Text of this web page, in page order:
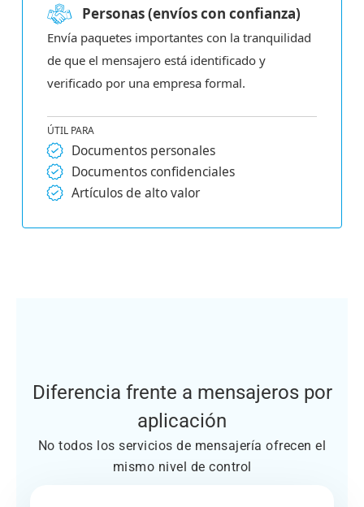
Personas (envíos con confianza)
Envía paquetes importantes con la tranquilidad
de que el mensajero está identificado y
verificado por una empresa formal.
ÚTIL PARA
Documentos personales
Documentos confidenciales
Artículos de alto valor
Diferencia frente a mensajeros por
aplicación
No todos los servicios de mensajería ofrecen el
mismo nivel de control